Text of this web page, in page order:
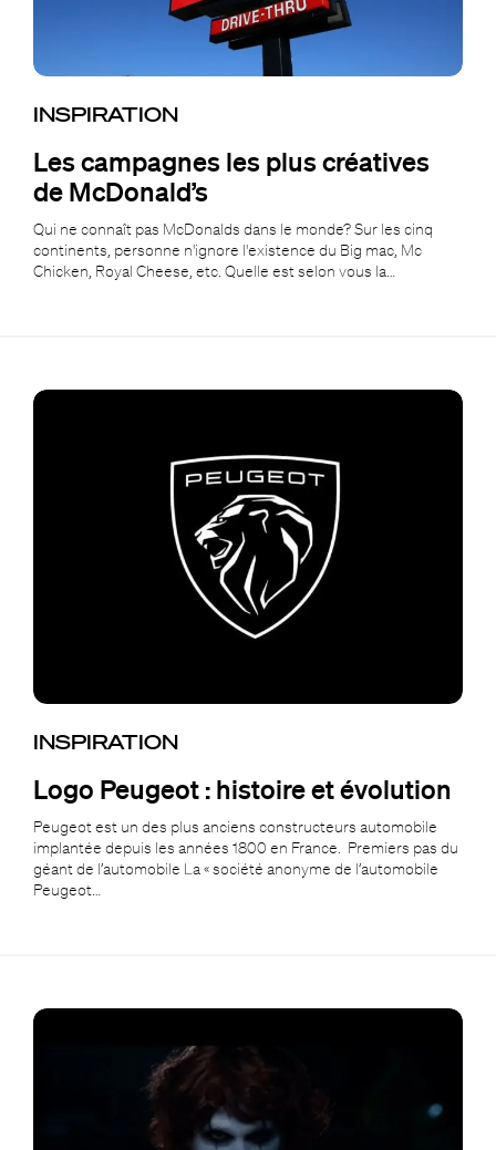
INSPIRATION
Les campagnes les plus créatives
de McDonald’s
Qui ne connaît pas McDonalds dans le monde? Sur les cinq
continents, personne n'ignore l'existence du Big mac, Mc
Chicken, Royal Cheese, etc. Quelle est selon vous la…
INSPIRATION
Logo Peugeot : histoire et évolution
Peugeot est un des plus anciens constructeurs automobile
implantée depuis les années 1800 en France. Premiers pas du
géant de l’automobile La « société anonyme de l’automobile
Peugeot…